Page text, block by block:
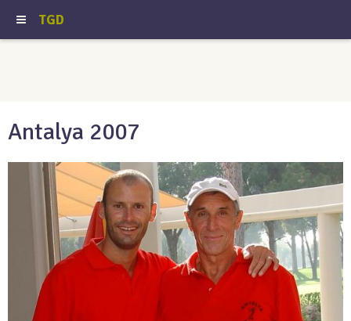
TGD
Antalya 2007